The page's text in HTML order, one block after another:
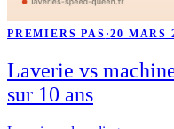
PREMIERS PAS ·20 MARS
Laverie vs
sur 10 ans